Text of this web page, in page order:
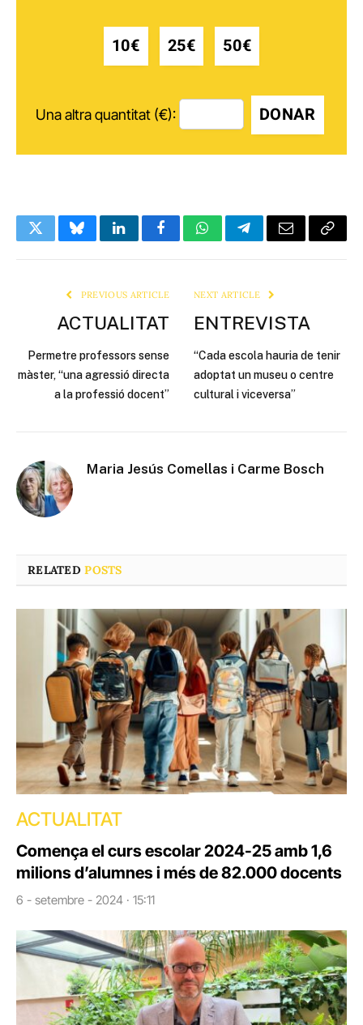
10€ 25€ 50€
Una altra quantitat (€): DONAR
TwitterBlueskyLinkedInFacebookWhatsAppTelegramEmail Copy
PREVIOUS ARTICLE
ACTUALITAT
Permetre professors sense
màster, “una agressió directa
a la professió docent”
NEXT ARTICLE
ENTREVISTA
“Cada escola hauria de tenir
adoptat un museu o centre
cultural i viceversa”
Maria Jesús Comellas i Carme Bosch
RELATEDPOSTS
ACTUALITAT
Comença el curs escolar 2024-25 amb 1,6
milions d’alumnes i més de 82.000 docents
6 - setembre - 2024 · 15:11